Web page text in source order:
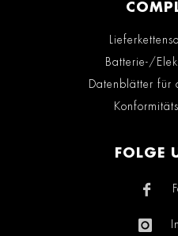
Batterie-/
Datenblätter für
FOLGE